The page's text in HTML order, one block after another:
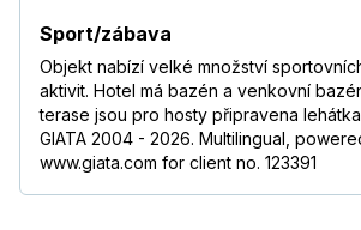
Sport/zábava
Objekt nabízí velké množství
aktivit. Hotel má bazén a venkovní
terase jsou pro hosty připravena
GIATA 2004 - 2026. Multilingual,
www.giata.com for client no. 123391